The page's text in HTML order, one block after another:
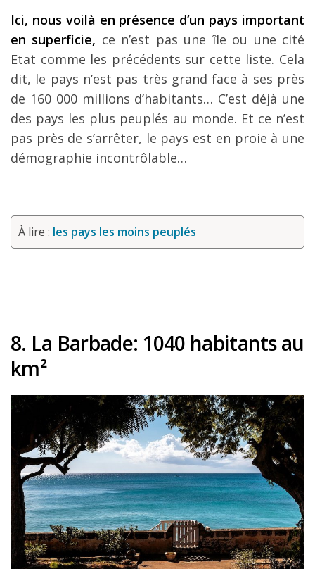
Ici, nous voilà en présence d’un pays important
en superficie, ce n’est pas une île ou une cité
Etat comme les précédents sur cette liste. Cela
dit, le pays n’est pas très grand face à ses près
de 160 000 millions d’habitants… C’est déjà une
des pays les plus peuplés au monde. Et ce n’est
pas près de s’arrêter, le pays est en proie à une
démographie incontrôlable…
À lire : les pays les moins peuplés
8. La Barbade: 1040 habitants au
km²